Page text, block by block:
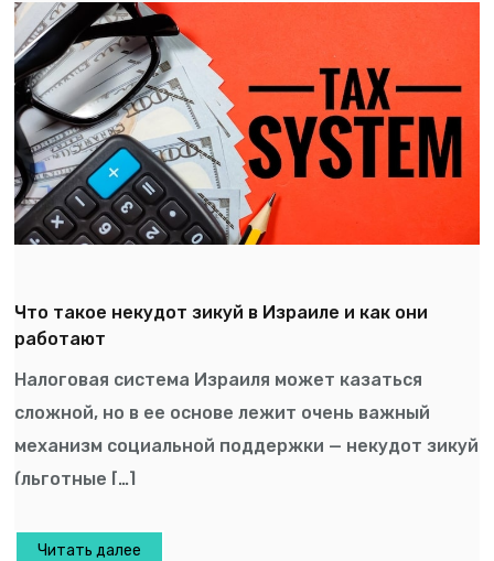
Что такое некудот зикуй в Израиле и как они
работают
Налоговая система Израиля может казаться
сложной, но в ее основе лежит очень важный
механизм социальной поддержки — некудот зикуй
(льготные […]
Читать далее